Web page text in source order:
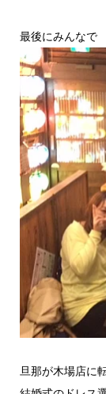
最後にみんなで
旦那が木場店に